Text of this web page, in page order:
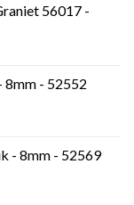
56017 -
8mm - 52552
- 8mm - 52569